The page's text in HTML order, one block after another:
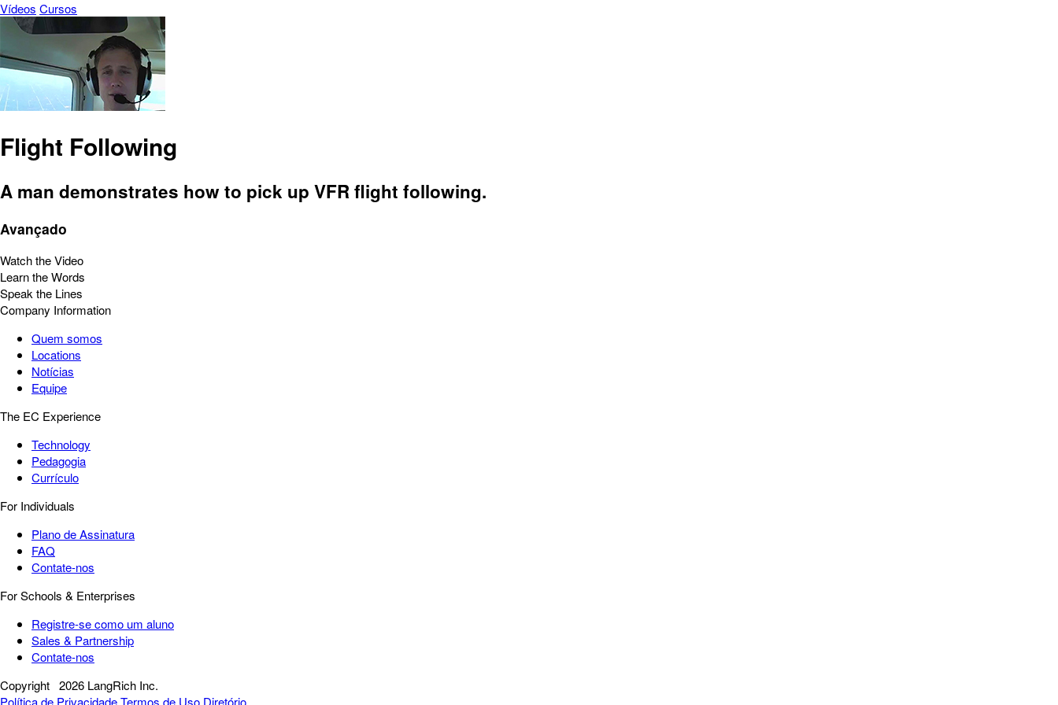
Vídeos Cursos
Flight Following
A man demonstrates how to pick up VFR flight following.
Avançado
Watch the Video
Learn the Words
Speak the Lines
Company Information
Quem somos
Locations
Notícias
Equipe
The EC Experience
Technology
Pedagogia
Currículo
For Individuals
Plano de Assinatura
FAQ
Contate-nos
For Schools & Enterprises
Registre-se como um aluno
Sales & Partnership
Contate-nos
Copyright 2026 LangRich Inc.